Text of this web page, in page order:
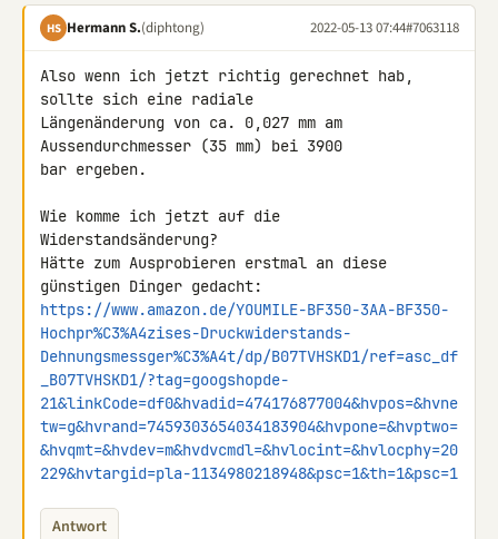
HS Hermann S.(diphtong) 2022-05-13 07:44#7063118
Also wenn ich jetzt richtig gerechnet hab,
sollte sich eine radiale
Längenänderung von ca. 0,027 mm am
Aussendurchmesser (35 mm) bei 3900
bar ergeben.
Wie komme ich jetzt auf die
Widerstandsänderung?
Hätte zum Ausprobieren erstmal an diese
https://www.amazon.de/YOUMILE-BF350-3AA-BF350-
Hochpr%C3%A4zises-Druckwiderstands-
Dehnungsmessger%C3%A4t/dp/B07TVHSKD1/ref=asc_df
_B07TVHSKD1/?tag=googshopde-
21&linkCode=df0&hvadid=474176877004&hvpos=&hvne
tw=g&hvrand=7459303654034183904&hvpone=&hvptwo=
&hvqmt=&hvdev=m&hvdvcmdl=&hvlocint=&hvlocphy=20
229&hvtargid=pla-1134980218948&psc=1&th=1&psc=1
Antwort